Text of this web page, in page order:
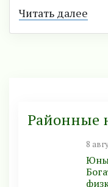
Читать далее
Районные
8